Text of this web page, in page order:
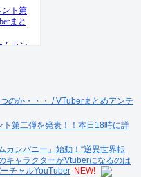
のか・・・ / VTuberまとめアンテ
ト第二弾を発表！！本日18時に詳
カンパニー」始動！“逆異世界転
キャラクターがVtuberになるのは
チャルYouTuber NEW!